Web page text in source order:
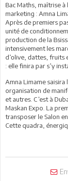
Bac Maths, maîtrise à
marketing : Amna
Après de premiers
unité de
production de la
intensivement les
d’olive, dattes, fruits
: elle finira par s’y
Amna Limame saisira
organisation de
et autres. C’est à
Maskan Expo. La
transposer le Salon
Cette quadra,